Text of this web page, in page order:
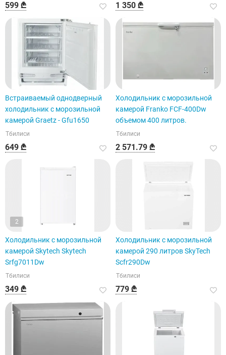
599 ₾ 1 350 ₾
Встраиваемый однодверный
холодильник с морозильной
камерой Graetz - Gfu1650
Тбилиси
649 ₾
Холодильник с морозильной
камерой Franko FCF-400Dw
объемом 400 литров.
Тбилиси
2 571.79 ₾
2
Холодильник с морозильной
камерой Skytech Skytech
Srfg7011Dw
Тбилиси
349 ₾
Холодильник с морозильной
камерой 290 литров SkyTech
Scfr290Dw
Тбилиси
779 ₾